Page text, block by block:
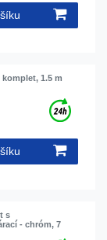
komplet, 1.5 m
s
- chróm, 7